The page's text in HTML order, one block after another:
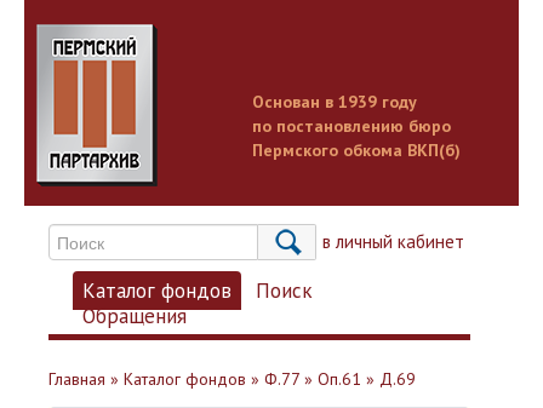
Основан в 1939 году
по постановлению бюро
Пермского обкома ВКП(б)
Вход в личный кабинет
Каталог фондов
Поиск
Обращения
Главная » Каталог фондов » Ф.77 » Оп.61 » Д.69